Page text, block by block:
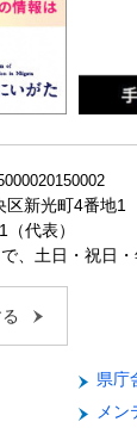
新光町4番地1
代表）
、土日・祝日・
県庁
メン